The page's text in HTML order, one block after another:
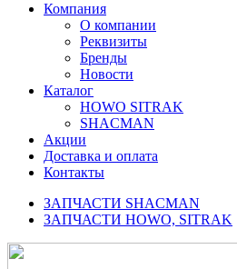
Компания
О компании
Реквизиты
Бренды
Новости
Каталог
HOWO SITRAK
SHACMAN
Акции
Доставка и оплата
Контакты
ЗАПЧАСТИ SHACMAN
ЗАПЧАСТИ HOWO, SITRAK